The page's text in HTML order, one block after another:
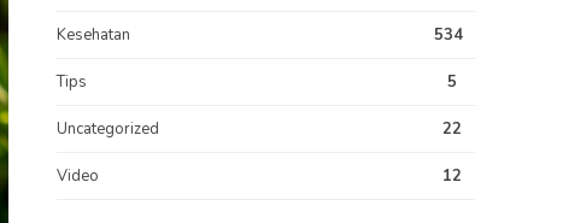
Kesehatan 534
Tips 5
Uncategorized 22
Video 12